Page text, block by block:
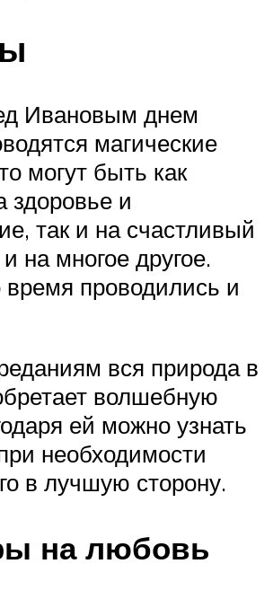
Ивановым днем
магические
могут быть как
здоровье и
так и на счастливый
на многое другое.
время проводились и
вся природа в
волшебную
ей можно узнать
необходимости
в лучшую сторону.
на любовь